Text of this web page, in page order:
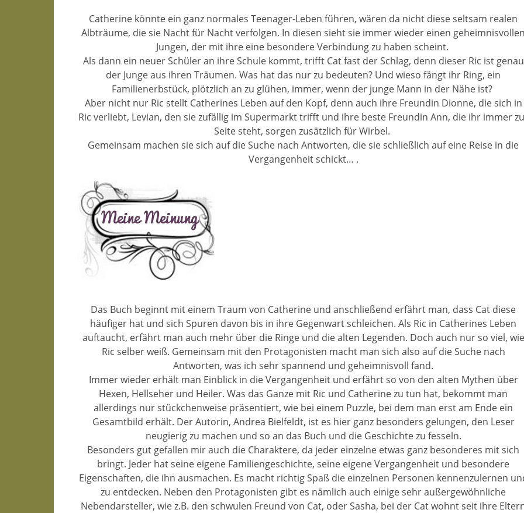
Catherine könnte ein ganz normales Teenager-Leben führen, wären da nicht diese seltsam realen
Albträume, die sie Nacht für Nacht verfolgen. In diesen sieht sie immer wieder einen geheimnisvollen
Jungen, der mit ihre eine besondere Verbindung zu haben scheint.
Als dann ein neuer Schüler an ihre Schule kommt, trifft Cat fast der Schlag, denn dieser Ric ist genau
der Junge aus ihren Träumen. Was hat das nur zu bedeuten? Und wieso fängt ihr Ring, ein
Familienerbstück, plötzlich an zu glühen, immer, wenn der junge Mann in der Nähe ist?
Aber nicht nur Ric stellt Catherines Leben auf den Kopf, denn auch ihre Freundin Dionne, die sich in
Ric verliebt, Levian, den sie zufällig im Supermarkt trifft und ihre beste Freundin Ann, die ihr immer
Seite steht, sorgen zusätzlich für Wirbel.
Gemeinsam machen sie sich auf die Suche nach Antworten, die sie schließlich auf eine Reise in die
Vergangenheit schickt… .
Das Buch beginnt mit einem Traum von Catherine und anschließend erfährt man, dass Cat diese
häufiger hat und sich Spuren davon bis in ihre Gegenwart schleichen. Als Ric in Catherines Leben
auftaucht, erfährt man auch mehr über die Ringe und die alten Legenden. Doch auch nur so viel, wie
Ric selber weiß. Gemeinsam mit den Protagonisten macht man sich also auf die Suche nach
Antworten, was ich sehr spannend und geheimnisvoll fand.
Immer wieder erhält man Einblick in die Vergangenheit und erfährt so von den alten Mythen über
Hexen, Hellseher und Heiler. Was das Ganze mit Ric und Catherine zu tun hat, bekommt man
allerdings nur stückchenweise präsentiert, wie bei einem Puzzle, bei dem man erst am Ende ein
Gesamtbild erhält. Der Autorin, Andrea Bielfeldt, ist es hier ganz besonders gelungen, den Leser
neugierig zu machen und so an das Buch und die Geschichte zu fesseln.
Besonders gut gefallen mir auch die Charaktere, da jeder einzelne etwas ganz besonderes mit sich
bringt. Jeder hat seine eigene Familiengeschichte, seine eigene Vergangenheit und besondere
Eigenschaften, die ihn ausmachen. Es macht richtig Spaß die einzelnen Personen kennenzulernen
zu entdecken. Neben den Protagonisten gibt es nämlich auch einige sehr außergewöhnliche
Nebendarsteller, wie z.B. den schwulen Freund von Cat, oder Sasha, bei der Cat wohnt seit ihre